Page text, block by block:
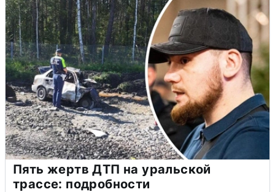
Пять жертв ДТП на уральской
трассе: подробности